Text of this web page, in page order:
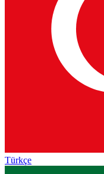
Türkçe